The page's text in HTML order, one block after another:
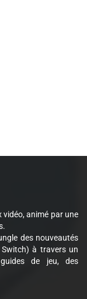
vidéo, animé par une
des nouveautés
à travers un
de jeu, des